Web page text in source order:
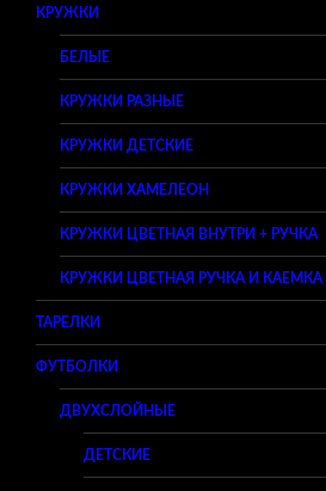
КРУЖКИ
БЕЛЫЕ
КРУЖКИ РАЗНЫЕ
КРУЖКИ ДЕТСКИЕ
КРУЖКИ ХАМЕЛЕОН
КРУЖКИ ЦВЕТНАЯ ВНУТРИ + РУЧКА
КРУЖКИ ЦВЕТНАЯ РУЧКА И КАЕМКА
ТАРЕЛКИ
ФУТБОЛКИ
ДВУХСЛОЙНЫЕ
ДЕТСКИЕ